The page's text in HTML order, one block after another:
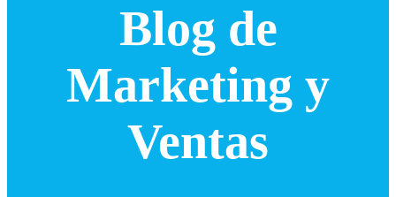
Blog de
Marketing y
Ventas